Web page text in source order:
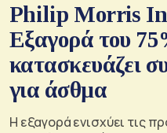
Philip Morris
Εξαγορά του
κατασκευάζει
για άσθμα
Η εξαγορά ενισχύει τις